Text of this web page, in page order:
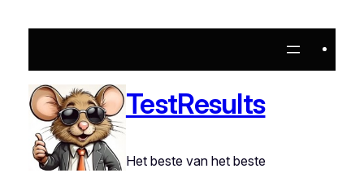
naar
inhoud
TestResults
Het beste van het beste